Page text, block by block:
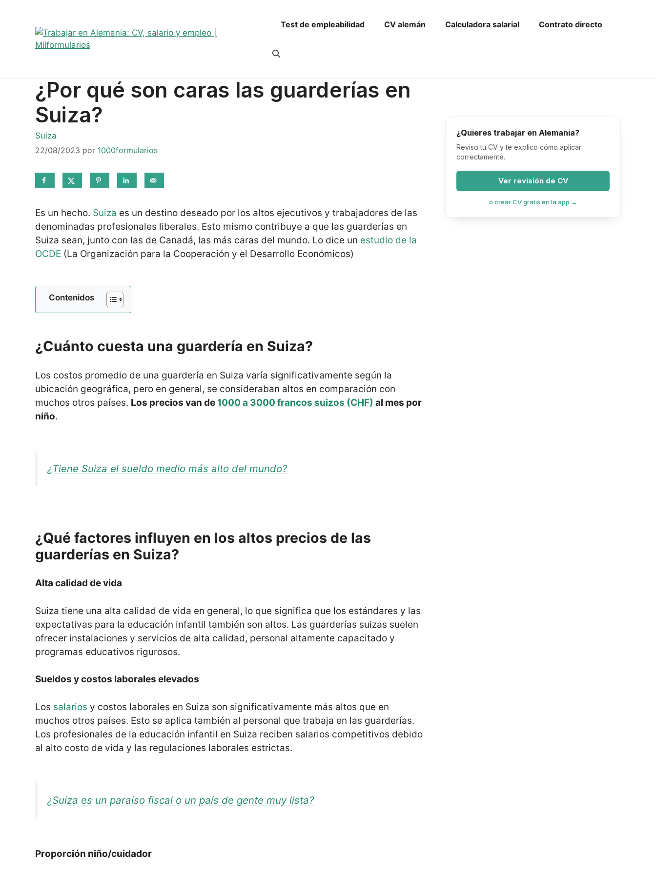
contenido
Test de empleabilidad CV alemán Calculadora salarial Contrato directo
¿Por qué son caras las guarderías en
Suiza?
Categorías
Suiza
22/08/2023 por 1000formularios
Es un hecho. Suiza es un destino deseado por los altos ejecutivos y trabajadores de las
denominadas profesionales liberales. Esto mismo contribuye a que las guarderías en
Suiza sean, junto con las de Canadá, las más caras del mundo. Lo dice un estudio de la
OCDE (La Organización para la Cooperación y el Desarrollo Económicos)
Contenidos
¿Cuánto cuesta una guardería en Suiza?
Los costos promedio de una guardería en Suiza varía significativamente según la
ubicación geográfica, pero en general, se consideraban altos en comparación con
muchos otros países. Los precios van de 1000 a 3000 francos suizos (CHF) al mes por
niño.
¿Tiene Suiza el sueldo medio más alto del mundo?
¿Qué factores influyen en los altos precios de las
guarderías en Suiza?
Alta calidad de vida
Suiza tiene una alta calidad de vida en general, lo que significa que los estándares y las
expectativas para la educación infantil también son altos. Las guarderías suizas suelen
ofrecer instalaciones y servicios de alta calidad, personal altamente capacitado y
programas educativos rigurosos.
Sueldos y costos laborales elevados
Los salarios y costos laborales en Suiza son significativamente más altos que en
muchos otros países. Esto se aplica también al personal que trabaja en las guarderías.
Los profesionales de la educación infantil en Suiza reciben salarios competitivos debido
al alto costo de vida y las regulaciones laborales estrictas.
¿Suiza es un paraíso fiscal o un país de gente muy lista?
Proporción niño/cuidador
¿Quieres trabajar en Alemania?
Reviso tu CV y te explico cómo aplicar
correctamente.
Ver revisión de CV
o crear CV gratis en la app →